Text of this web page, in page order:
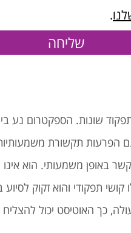
.
שליחה
שונות. הספקטרום נע
הפרעות תקשורת
משמעותי. הוא אינו
תפקודי והוא זקוק
כך האוטיסט יכול